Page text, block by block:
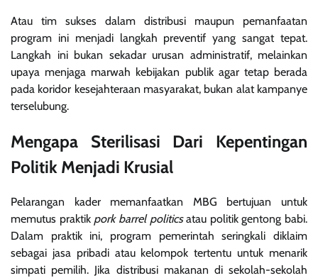
Atau tim sukses dalam distribusi maupun pemanfaatan
program ini menjadi langkah preventif yang sangat tepat.
Langkah ini bukan sekadar urusan administratif, melainkan
upaya menjaga marwah kebijakan publik agar tetap berada
pada koridor kesejahteraan masyarakat, bukan alat kampanye
terselubung.
Mengapa Sterilisasi Dari Kepentingan
Politik Menjadi Krusial
Pelarangan kader memanfaatkan MBG bertujuan untuk
memutus praktik pork barrel politicsatau politik gentong babi.
Dalam praktik ini, program pemerintah seringkali diklaim
sebagai jasa pribadi atau kelompok tertentu untuk menarik
simpati pemilih. Jika distribusi makanan di sekolah-sekolah